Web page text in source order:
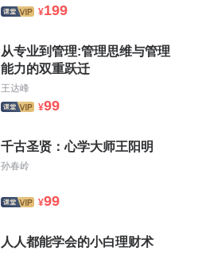
¥199
从专业到管理:管理思维与管理
能力的双重跃迁
王达峰
¥99
千古圣贤：心学大师王阳明
孙春岭
¥99
人人都能学会的小白理财术